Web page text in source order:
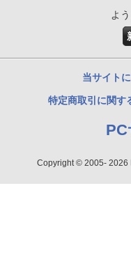
よ
当サイト
特定商取引に関す
Copyright © 2005- 2026